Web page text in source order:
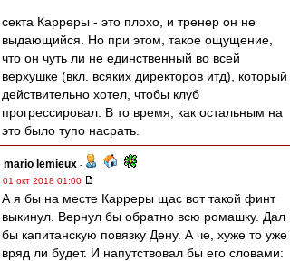
секта Карреры - это плохо, и тренер он не
выдающийся. Но при этом, такое ощущение,
что он чуть ли не единственный во всей
верхушке (вкл. всяких директоров итд), который
действительно хотел, чтобы клуб
прогрессировал. В то время, как остальным на
это было тупо насрать.
mario lemieux -
01 окт 2018 01:00
А я бы на месте Карреры щас вот такой финт
выкинул. Вернул бы обратно всю ромашку. Дал
бы капитанскую повязку Дену. А че, хуже то уже
вряд ли будет. И напутствовал бы его словами: